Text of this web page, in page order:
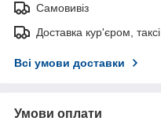
Самовивіз
Доставка кур'єром, таксі
Всі умови доставки
Умови оплати